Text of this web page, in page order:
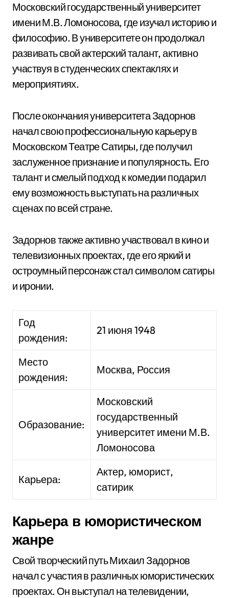
Московский государственный университет
имени М.В. Ломоносова, где изучал историю и
философию. В университете он продолжал
развивать свой актерский талант, активно
участвуя в студенческих спектаклях и
мероприятиях.
После окончания университета Задорнов
начал свою профессиональную карьеру в
Московском Театре Сатиры, где получил
заслуженное признание и популярность. Его
талант и смелый подход к комедии подарил
ему возможность выступать на различных
сценах по всей стране.
Задорнов также активно участвовал в кино и
телевизионных проектах, где его яркий и
остроумный персонаж стал символом сатиры
и иронии.
Год
рождения:
21 июня 1948
Место
рождения:
Москва, Россия
Образование:
Московский
государственный
университет имени М.В.
Ломоносова
Карьера:
Актер, юморист,
сатирик
Карьера в юмористическом
жанре
Свой творческий путь Михаил Задорнов
начал с участия в различных юмористических
проектах. Он выступал на телевидении,